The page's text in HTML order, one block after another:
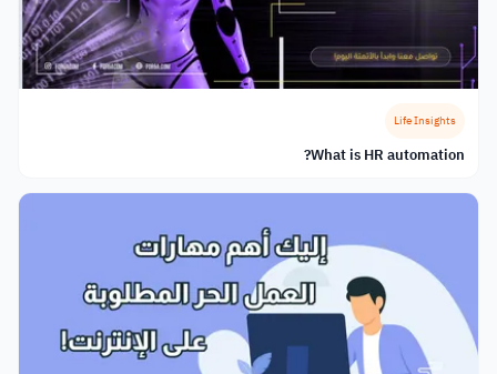
Life Insights
What is HR automation?